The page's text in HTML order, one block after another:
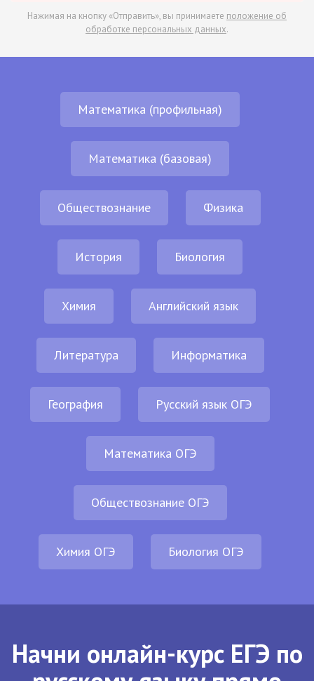
Нажимая на кнопку «Отправить», вы принимаете положение об
обработке персональных данных.
Математика (профильная)
Математика (базовая)
Обществознание Физика
История Биология
Химия Английский язык
Литература Информатика
География Русский язык ОГЭ
Математика ОГЭ
Обществознание ОГЭ
Химия ОГЭ Биология ОГЭ
Начни онлайн-курс ЕГЭ по